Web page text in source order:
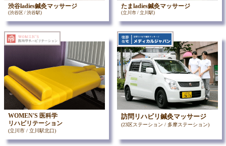
渋谷ladies鍼灸マッサージ
(渋谷区 / 渋谷駅)
たまladies鍼灸マッサージ
(立川市 / 立川駅)
WOMEN'S 医科学
リハビリテーション
(立川市 / 立川駅北口)
訪問リハビリ鍼灸マッサージ
(23区ステーション / 多摩ステーション)